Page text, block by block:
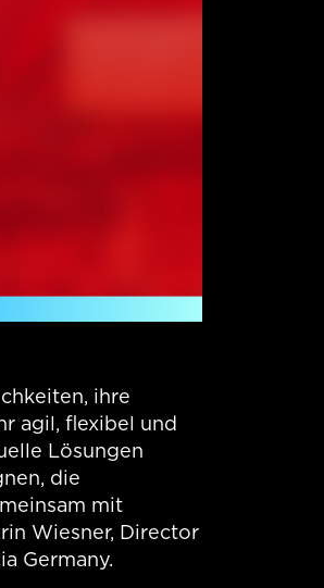
ihre
agil, flexibel und
Lösungen
die
mit
Wiesner, Director
Germany.